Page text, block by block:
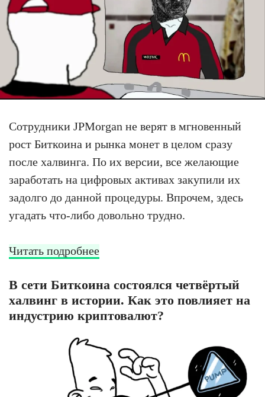
Сотрудники JPMorgan не верят в мгновенный
рост Биткоина и рынка монет в целом сразу
после халвинга. По их версии, все желающие
заработать на цифровых активах закупили их
задолго до данной процедуры. Впрочем, здесь
угадать что-либо довольно трудно.
Читать подробнее
В сети Биткоина состоялся четвёртый
халвинг в истории. Как это повлияет на
индустрию криптовалют?